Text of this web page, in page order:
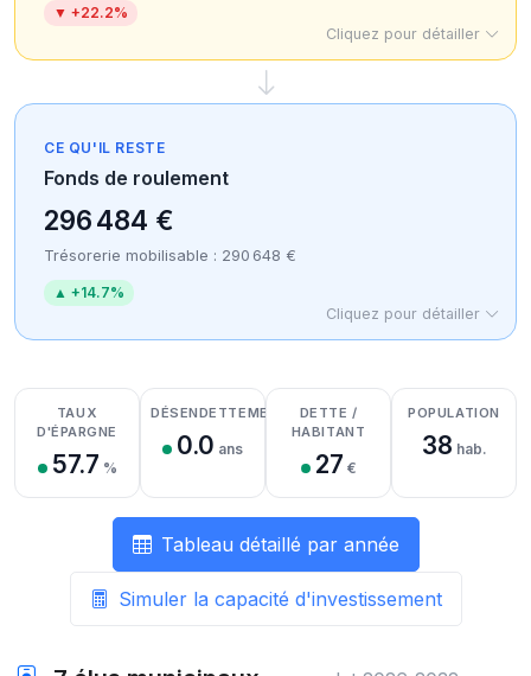
▼ +22.2%
Cliquez pour détailler
CE QU'IL RESTE
Fonds de roulement
296 484 €
Trésorerie mobilisable : 290 648 €
▲ +14.7%
Cliquez pour détailler
Détail des recettes
Détail des dépenses
Détail de la trésorerie
TAUX
D'ÉPARGNE
57.7 %
DÉSENDETTEMENT
0.0 ans
DETTE /
HABITANT
27 €
POPULATION
38 hab.
Tableau détaillé par année
Simuler la capacité d'investissement